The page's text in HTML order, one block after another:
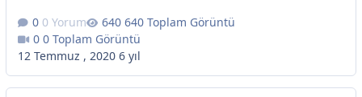
0 Yorum
640 Toplam Görüntü
0 Toplam Görüntü
12 Temmuz , 2020 6 yıl